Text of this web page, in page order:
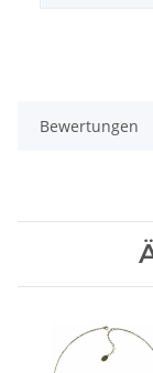
Bewertungen